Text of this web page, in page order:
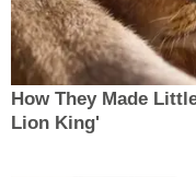
How They Made
Lion King'